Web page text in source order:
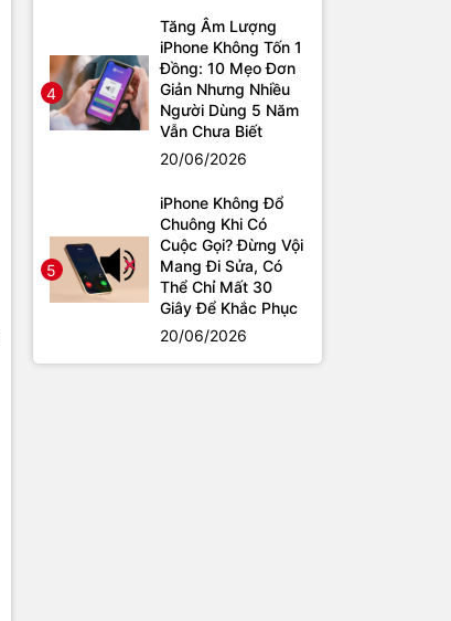
4
Tăng Âm Lượng
iPhone Không Tốn 1
Đồng: 10 Mẹo Đơn
Giản Nhưng Nhiều
Người Dùng 5 Năm
Vẫn Chưa Biết
20/06/2026
5
iPhone Không Đổ
Chuông Khi Có
Cuộc Gọi? Đừng Vội
Mang Đi Sửa, Có
Thể Chỉ Mất 30
Giây Để Khắc Phục
20/06/2026